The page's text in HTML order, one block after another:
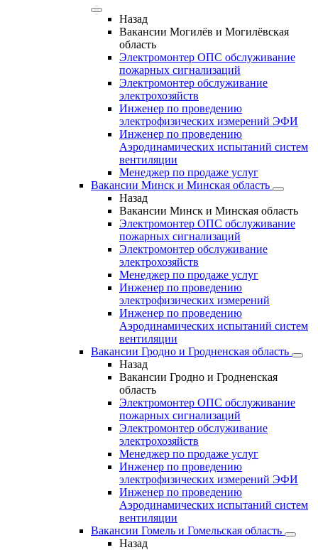
Назад
Вакансии Могилёв и Могилёвская
область
Электромонтер ОПС обслуживание
пожарных сигнализаций
Электромонтер обслуживание
электрохозяйств
Инженер по проведению
электрофизических измерений ЭФИ
Инженер по проведению
Аэродинамических испытаний систем
вентиляции
Менеджер по продаже услуг
Вакансии Минск и Минская область
Назад
Вакансии Минск и Минская область
Электромонтер ОПС обслуживание
пожарных сигнализаций
Электромонтер обслуживание
электрохозяйств
Менеджер по продаже услуг
Инженер по проведению
электрофизических измерений
Инженер по проведению
Аэродинамических испытаний систем
вентиляции
Вакансии Гродно и Гродненская область
Назад
Вакансии Гродно и Гродненская
область
Электромонтер ОПС обслуживание
пожарных сигнализаций
Электромонтер обслуживание
электрохозяйств
Менеджер по продаже услуг
Инженер по проведению
электрофизических измерений ЭФИ
Инженер по проведению
Аэродинамических испытаний систем
вентиляции
Вакансии Гомель и Гомельская область
Назад